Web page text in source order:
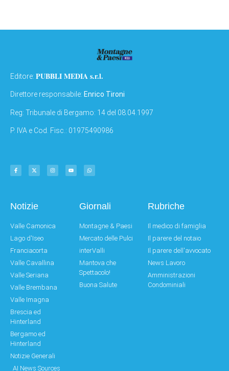
Editore: PUBBLI MEDIA s.r.l.
Direttore responsabile: Enrico Tironi
Reg: Tribunale di Bergamo: 14 del 08.04.1997
P. IVA e Cod. Fisc.: 01975490986
Notizie
Valle Camonica
Lago d'Iseo
Franciacorta
Valle Cavallina
Valle Seriana
Valle Brembana
Valle Imagna
Brescia ed
Hinterland
Bergamo ed
Hinterland
Notizie Generali
AI News Sources
Giornali
Montagne & Paesi
Mercato delle Pulci
interValli
Mantova che
Spettacolo!
Buona Salute
Rubriche
Il medico di famiglia
Il parere del notaio
Il parere dell'avvocato
News Lavoro
Amministrazioni
Condominiali